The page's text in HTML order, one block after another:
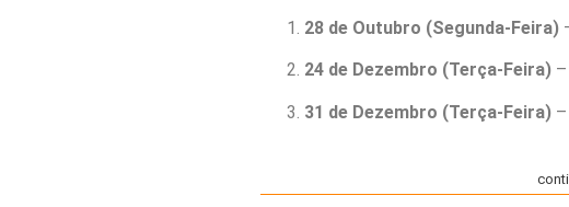
28 de Outubro (Segunda-Feira)
24 de Dezembro (Terça-Feira)–
31 de Dezembro (Terça-Feira)–